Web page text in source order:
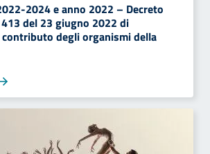
2024 e anno 2022 – Decreto
del 23 giugno 2022 di
degli organismi della